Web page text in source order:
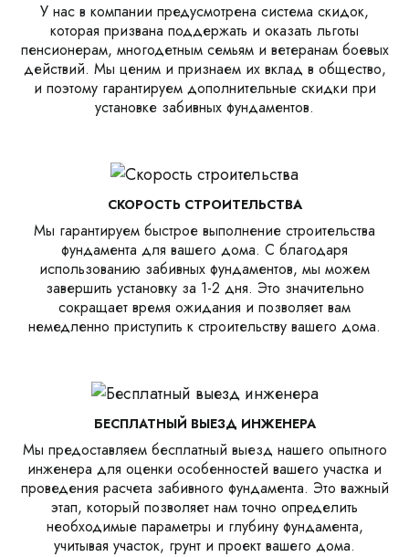
У нас в компании предусмотрена система скидок,
которая призвана поддержать и оказать льготы
пенсионерам, многодетным семьям и ветеранам боевых
действий. Мы ценим и признаем их вклад в общество,
и поэтому гарантируем дополнительные скидки при
установке забивных фундаментов.
СКОРОСТЬ СТРОИТЕЛЬСТВА
Мы гарантируем быстрое выполнение строительства
фундамента для вашего дома. С благодаря
использованию забивных фундаментов, мы можем
завершить установку за 1-2 дня. Это значительно
сокращает время ожидания и позволяет вам
немедленно приступить к строительству вашего дома.
БЕСПЛАТНЫЙ ВЫЕЗД ИНЖЕНЕРА
Мы предоставляем бесплатный выезд нашего опытного
инженера для оценки особенностей вашего участка и
проведения расчета забивного фундамента. Это важный
этап, который позволяет нам точно определить
необходимые параметры и глубину фундамента,
учитывая участок, грунт и проект вашего дома.